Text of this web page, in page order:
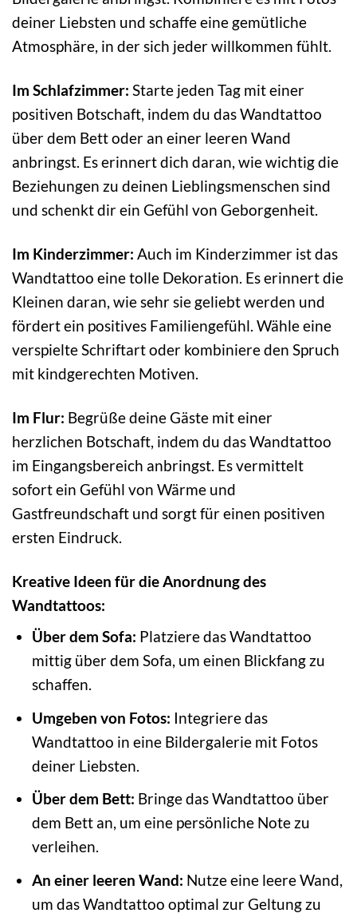
deiner Liebsten und schaffe eine gemütliche
Atmosphäre, in der sich jeder willkommen fühlt.
Im Schlafzimmer: Starte jeden Tag mit einer
positiven Botschaft, indem du das Wandtattoo
über dem Bett oder an einer leeren Wand
anbringst. Es erinnert dich daran, wie wichtig die
Beziehungen zu deinen Lieblingsmenschen sind
und schenkt dir ein Gefühl von Geborgenheit.
Im Kinderzimmer: Auch im Kinderzimmer ist das
Wandtattoo eine tolle Dekoration. Es erinnert die
Kleinen daran, wie sehr sie geliebt werden und
fördert ein positives Familiengefühl. Wähle eine
verspielte Schriftart oder kombiniere den Spruch
mit kindgerechten Motiven.
Im Flur: Begrüße deine Gäste mit einer
herzlichen Botschaft, indem du das Wandtattoo
im Eingangsbereich anbringst. Es vermittelt
sofort ein Gefühl von Wärme und
Gastfreundschaft und sorgt für einen positiven
ersten Eindruck.
Kreative Ideen für die Anordnung des
Wandtattoos:
Über dem Sofa: Platziere das Wandtattoo
mittig über dem Sofa, um einen Blickfang zu
schaffen.
Umgeben von Fotos: Integriere das
Wandtattoo in eine Bildergalerie mit Fotos
deiner Liebsten.
Über dem Bett: Bringe das Wandtattoo über
dem Bett an, um eine persönliche Note zu
verleihen.
An einer leeren Wand: Nutze eine leere Wand,
um das Wandtattoo optimal zur Geltung zu